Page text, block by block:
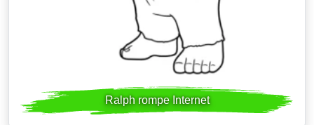
Ralph rompe Internet